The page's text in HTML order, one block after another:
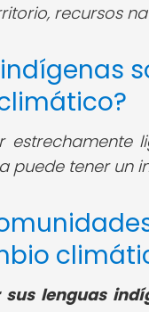
recursos
estrechamente
puede tener un
sus lenguas